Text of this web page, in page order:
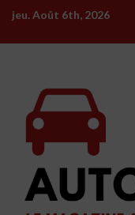
Skip
content
jeu. Août 6th, 2026